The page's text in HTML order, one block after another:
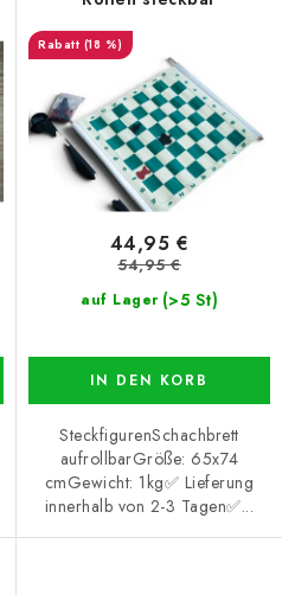
(18 %)
auf Lager (>5 St)
44,95 €
54,95 €
IN DEN KORB
SteckfigurenSchachbrett
aufrollbarGröße: 65x74
cmGewicht: 1kg✅ Lieferung
innerhalb von 2-3 Tagen✅...